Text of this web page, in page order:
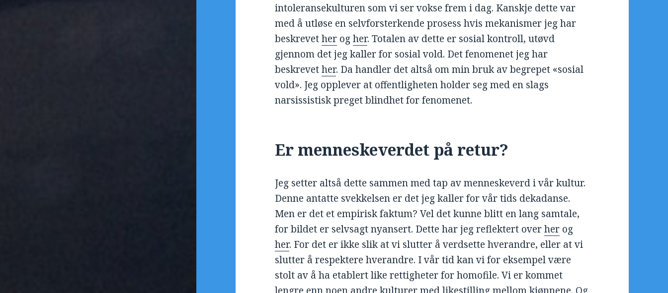
intoleransekulturen som vi ser vokse frem i dag. Kanskje dette var
med å utløse en selvforsterkende prosess hvis mekanismer jeg har
beskrevether ogher. Totalen av dette er sosial kontroll, utøvd
gjennom det jeg kaller for sosial vold. Det fenomenet jeg har
beskrevether. Da handler det altså om min bruk av begrepet «sosial
vold». Jeg opplever at offentligheten holder seg med en slags
narsissistisk preget blindhet for fenomenet.
Er menneskeverdet på retur?
Jeg setter altså dette sammen med tap av menneskeverd i vår kultur.
Denne antatte svekkelsen er det jeg kaller for vår tids dekadanse.
Men er det et empirisk faktum? Vel det kunne blitt en lang samtale,
for bildet er selvsagt nyansert. Dette har jeg reflektert overher og
her. For det er ikke slik at vi slutter å verdsette hverandre, eller at vi
slutter å respektere hverandre. I vår tid kan vi for eksempel være
stolt av å ha etablert like rettigheter for homofile. Vi er kommet